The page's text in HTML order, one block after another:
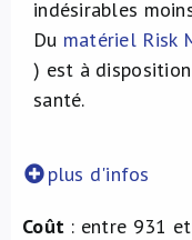
indésirables
Du matériel Risk
) est à
santé.
plus d'infos
Coût : entre 931